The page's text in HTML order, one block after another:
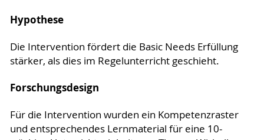
Hypothese
Die Intervention fördert die Basic Needs Erfüllung
stärker, als dies im Regelunterricht geschieht.
Forschungsdesign
Für die Intervention wurden ein Kompetenzraster
und entsprechendes Lernmaterial für eine 10-